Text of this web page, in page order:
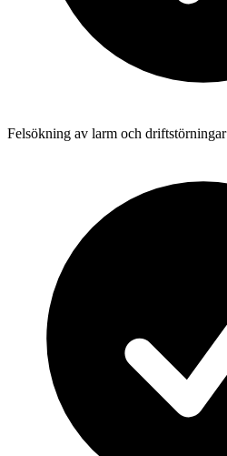
Felsökning av larm och driftstörningar